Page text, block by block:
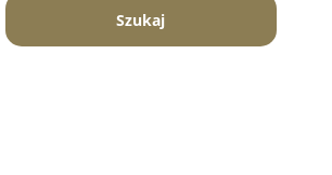
Szukaj